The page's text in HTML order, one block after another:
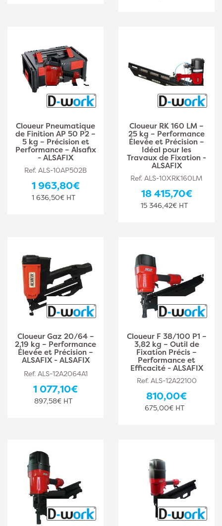
Cloueur Pneumatique
de Finition AP 50 P2 –
5 kg – Précision et
Performance – Alsafix
- ALSAFIX
Ref. ALS-10AP502B
1 963,80€
1 636,50€ HT
Cloueur RK 160 LM –
25 kg – Performance
Élevée et Précision –
Idéal pour les
Travaux de Fixation -
ALSAFIX
Ref. ALS-10XRK160LM
18 415,70€
15 346,42€ HT
Cloueur Gaz 20/64 –
2,19 kg – Performance
Élevée et Précision –
ALSAFIX - ALSAFIX
Ref. ALS-12A2064A1
1 077,10€
897,58€ HT
Cloueur F 38/100 P1 –
3,82 kg – Outil de
Fixation Précis –
Performance et
Efficacité - ALSAFIX
Ref. ALS-12A22100
810,00€
675,00€ HT